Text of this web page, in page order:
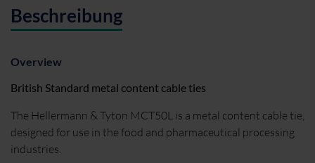
Beschreibung
Overview
British Standard metal content cable ties
The Hellermann & Tyton MCT50L is a metal content cable tie,
designed for use in the food and pharmaceutical processing
industries.